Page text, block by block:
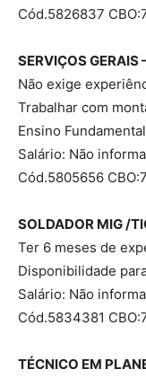
Cód.5826837
SERVIÇOS
Não exige
Trabalhar com
Ensino
Salário: Não
Cód.5805656
SOLDADOR MIG /
Ter 6 meses de
Disponibilidade
Salário: Não
Cód.5834381
TÉCNICO EM